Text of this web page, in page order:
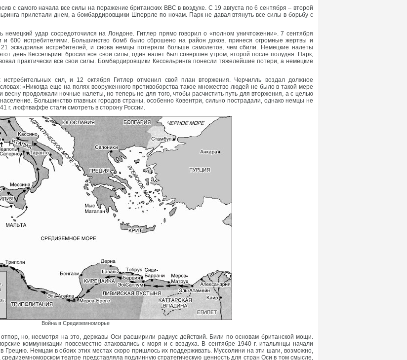
с самого начала все силы на поражение британских ВВС в воздухе. С 19 августа по 6 сентября – второй
прилетали днем, а бомбардировщики Шперрле по ночам. Парк не давал втянуть все силы в борьбу с
немецкий удар сосредоточился на Лондоне. Гитлер прямо говорил о «полном уничтожении». 7 сентября
и 600 истребителями. Большинство бомб было сброшено на район доков, принеся огромные жертвы и
эскадрилья истребителей, и снова немцы потеряли больше самолетов, чем сбили. Немецкие налеты
день Кессельринг бросил все свои силы, один налет был совершен утром, второй после полудня. Парк,
практически все свои силы. Бомбардировщики Кессельринга понесли тяжелейшие потери, а немецкие
сил, и 12 октября Гитлер отменил свой план вторжения. Черчилль воздал должное
«Никогда еще на полях вооруженного противоборства такое множество людей не было в такой мере
продолжали ночные налеты, но теперь не для того, чтобы расчистить путь для вторжения, а с целью
Большинство главных городов страны, особенно Ковентри, сильно пострадали, однако немцы не
г. люфтваффе стали смотреть в сторону России.
Война в Средиземноморье
но, несмотря на это, державы Оси расширили радиус действий. Били по основам британской мощи.
коммуникации повсеместно атаковались с моря и с воздуха. В сентябре 1940 г. итальянцы начали
Грецию. Немцам в обоих этих местах скоро пришлось их поддерживать. Муссолини на эти шаги, возможно,
театре представляла подлинную стратегическую ценность для стран Оси в том смысле,